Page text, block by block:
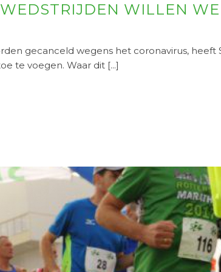
WILLEN
gecanceld wegens het coronavirus, heeft
te voegen. Waar dit [...]